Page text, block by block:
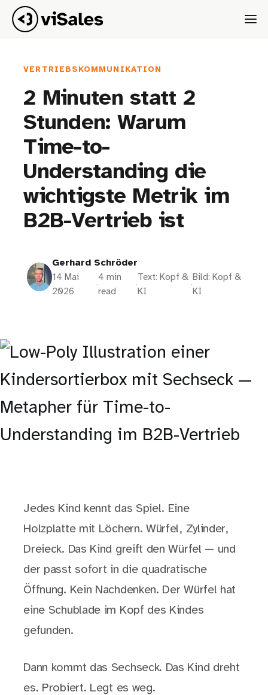
VERTRIEBSKOMMUNIKATION
2 Minuten statt 2
Stunden: Warum
Time-to-
Understanding die
wichtigste Metrik im
B2B-Vertrieb ist
Gerhard Schröder
14 Mai
2026
·
4 min
read
·
Text: Kopf &
KI
·
Bild: Kopf &
KI
Jedes Kind kennt das Spiel. Eine
Holzplatte mit Löchern. Würfel, Zylinder,
Dreieck. Das Kind greift den Würfel — und
der passt sofort in die quadratische
Öffnung. Kein Nachdenken. Der Würfel hat
eine Schublade im Kopf des Kindes
gefunden.
Dann kommt das Sechseck. Das Kind dreht
es. Probiert. Legt es weg.